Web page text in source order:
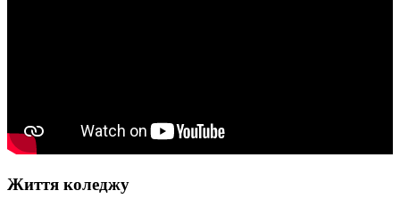
Життя коледжу